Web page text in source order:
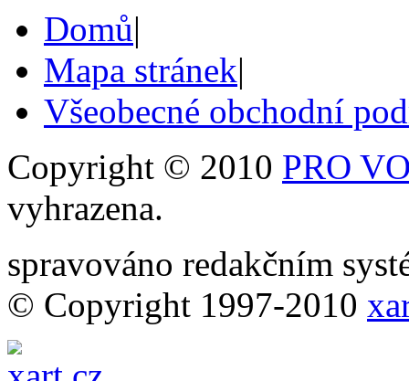
Domů|
Mapa stránek|
Všeobecné obchodní
Copyright © 2010 PRO
vyhrazena.
spravováno redakčním
© Copyright 1997-2010